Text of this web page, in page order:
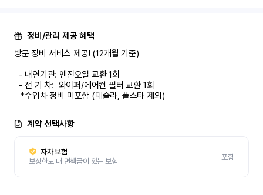
정비/관리 제공 혜택
방문 정비 서비스 제공! (12개월 기준)
   *수입차 정비 미포함 (테슬라, 폴스타 제외)
계약 선택사항
자차 보험
보상한도 내 면책금이 있는 보험
포함